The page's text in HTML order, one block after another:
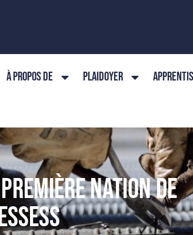
À PROPOS DE PLAIDOYER
NATION DE